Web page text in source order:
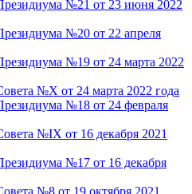
№21 от 23 июня 2022
№20 от 22 апреля
№19 от 24 марта 2022
№X от 24 марта 2022 года
№18 от 24 февраля
№IX от 16 декабря 2021
№17 от 16 декабря
№8 от 19 октября 2021